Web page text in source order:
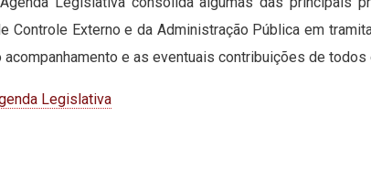
Controle Externo e da Administração Pública em
acompanhamento e as eventuais contribuições de
Legislativa